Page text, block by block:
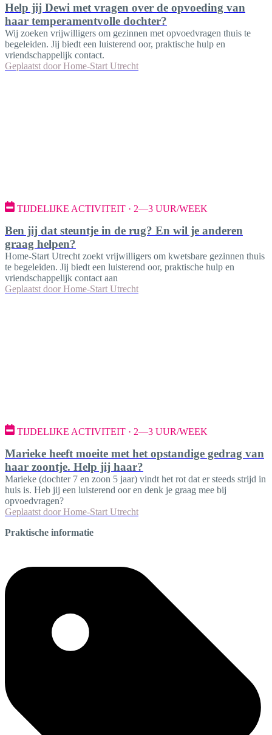
Help jij Dewi met vragen over de opvoeding van
haar temperamentvolle dochter?
Wij zoeken vrijwilligers om gezinnen met opvoedvragen thuis te
begeleiden. Jij biedt een luisterend oor, praktische hulp en
vriendschappelijk contact.
Geplaatst door Home-Start Utrecht
TIJDELIJKE ACTIVITEIT · 2—3 UUR/WEEK
Ben jij dat steuntje in de rug? En wil je anderen
graag helpen?
Home-Start Utrecht zoekt vrijwilligers om kwetsbare gezinnen thuis
te begeleiden. Jij biedt een luisterend oor, praktische hulp en
vriendschappelijk contact aan
Geplaatst door Home-Start Utrecht
TIJDELIJKE ACTIVITEIT · 2—3 UUR/WEEK
Marieke heeft moeite met het opstandige gedrag van
haar zoontje. Help jij haar?
Marieke (dochter 7 en zoon 5 jaar) vindt het rot dat er steeds strijd in
huis is. Heb jij een luisterend oor en denk je graag mee bij
opvoedvragen?
Geplaatst door Home-Start Utrecht
Praktische informatie